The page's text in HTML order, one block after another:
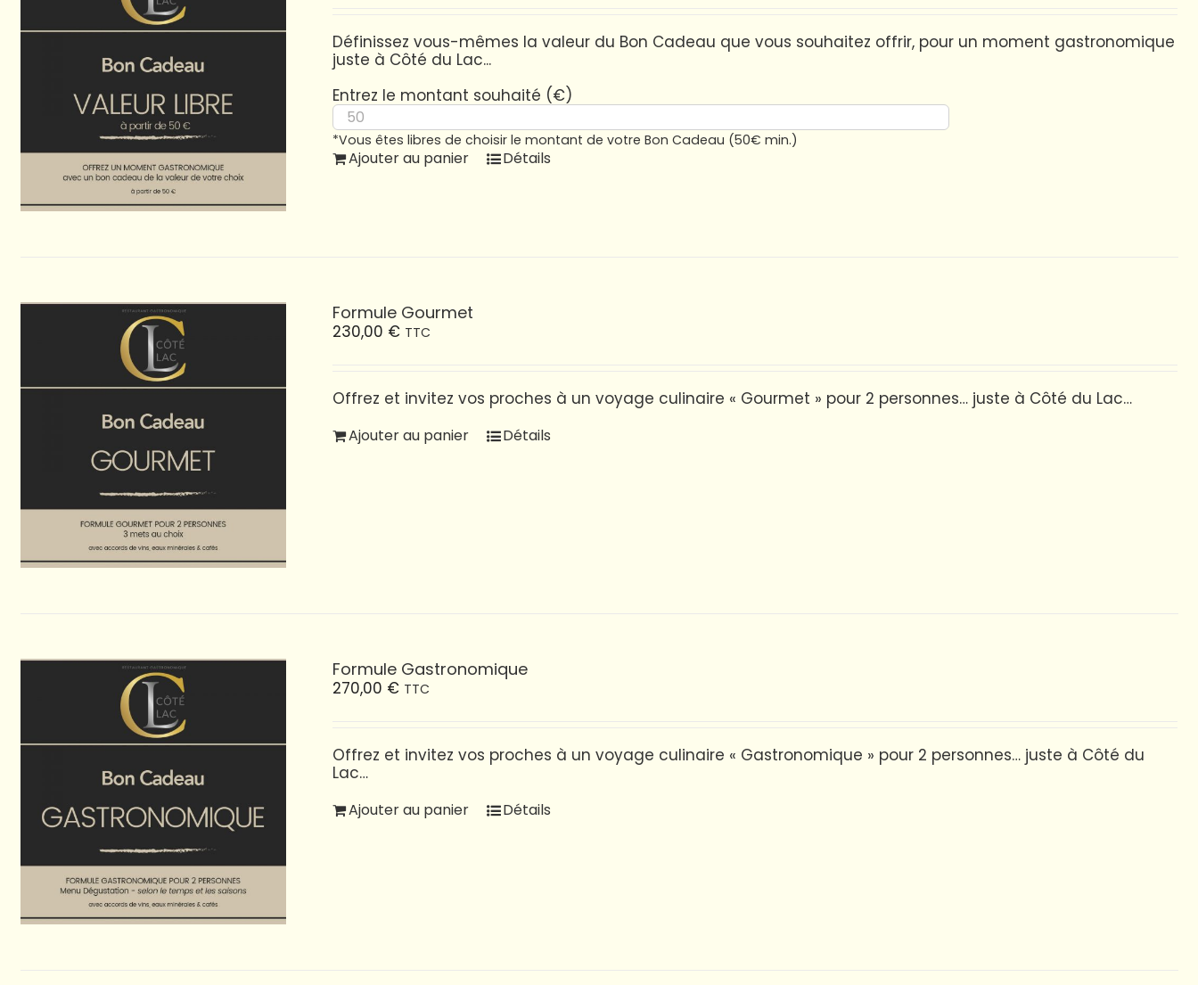
Définissez vous-mêmes la valeur du Bon Cadeau que vous souhaitez offrir, pour un moment gastronomique
juste à Côté du Lac...
Entrez le montant souhaité (€)
*Vous êtes libres de choisir le montant de votre Bon Cadeau (50€ min.)
Ajouter au panier Détails
Formule Gourmet
230,00 € TTC
Offrez et invitez vos proches à un voyage culinaire « Gourmet » pour 2 personnes… juste à Côté du Lac…
Ajouter au panier Détails
Formule Gastronomique
270,00 € TTC
Offrez et invitez vos proches à un voyage culinaire « Gastronomique » pour 2 personnes… juste à Côté du
Lac…
Ajouter au panier Détails